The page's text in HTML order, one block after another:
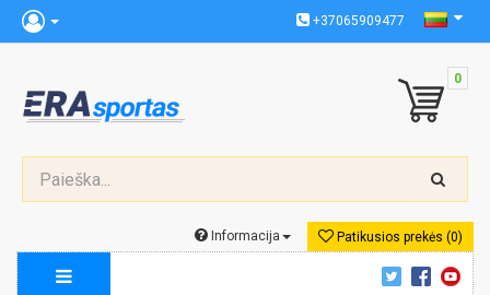
+37065909477
0
Patikusios prekės (0)
Informacija